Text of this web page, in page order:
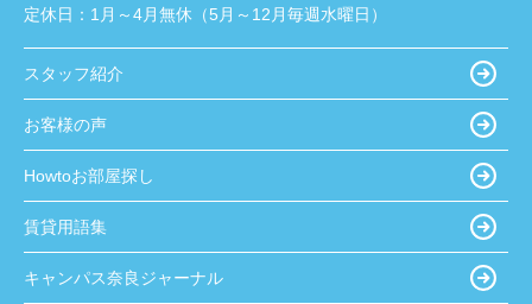
定休日： 1月～4月無休（5月～12月毎週水曜日）
スタッフ紹介
お客様の声
Howtoお部屋探し
賃貸用語集
キャンパス奈良ジャーナル